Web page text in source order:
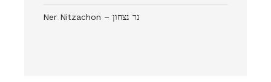
Ner Nitzachon – נר נצחון